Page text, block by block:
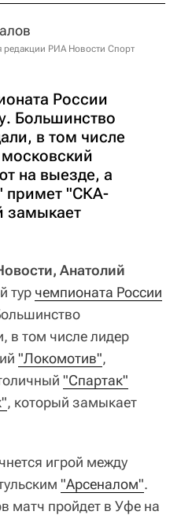
редакции РИА Новости Спорт
России
Большинство
в том числе
на выезде, а
примет "СКА-
замыкает
Анатолий
тур чемпионата России
в том числе лидер
"Локомотив",
"Спартак"
, который замыкает
игрой между
"Арсеналом".
матч пройдет в Уфе на